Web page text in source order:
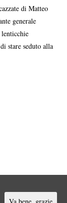
di Matteo
generale
stare seduto alla
divulgativo
mezzo a scopo